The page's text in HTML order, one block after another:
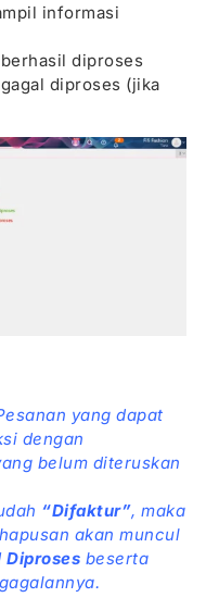
informasi
diproses
diproses (jika
yang dapat
dengan
belum diteruskan
“Difaktur”, maka
akan muncul
Diproses beserta